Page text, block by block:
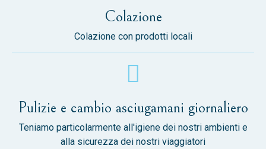
Colazione
Colazione con prodotti locali
Pulizie e cambio asciugamani giornaliero
Teniamo particolarmente all'igiene dei nostri ambienti e
alla sicurezza dei nostri viaggiatori